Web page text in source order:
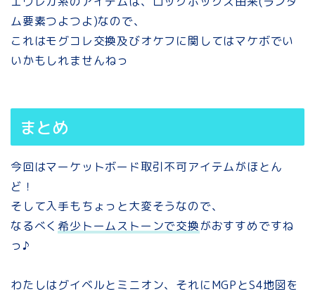
ム要素つよつよ)なので、
これはモグコレ交換及びオケフに関してはマケボでい
いかもしれませんねっ
まとめ
今回はマーケットボード取引不可アイテムがほとん
ど！
そして入手もちょっと大変そうなので、
なるべく希少トームストーンで交換がおすすめですね
っ♪
わたしはグイベルとミニオン、それにMGPとS4地図を